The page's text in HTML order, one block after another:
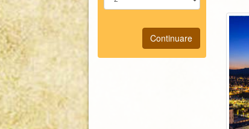
Continuare